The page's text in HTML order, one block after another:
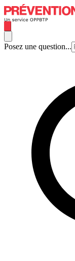
Posez une question...